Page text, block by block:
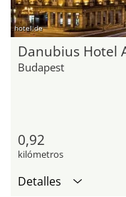
hotel.de
Danubius Hotel
Budapest
0,92
kilómetros
Detalles